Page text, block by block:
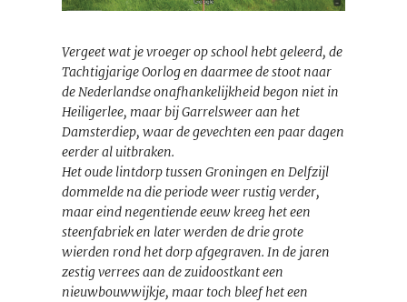
Vergeet wat je vroeger op school hebt geleerd, de
Tachtigjarige Oorlog en daarmee de stoot naar
de Nederlandse onafhankelijkheid begon niet in
Heiligerlee, maar bij Garrelsweer aan het
Damsterdiep, waar de gevechten een paar dagen
eerder al uitbraken.
Het oude lintdorp tussen Groningen en Delfzijl
dommelde na die periode weer rustig verder,
maar eind negentiende eeuw kreeg het een
steenfabriek en later werden de drie grote
wierden rond het dorp afgegraven. In de jaren
zestig verrees aan de zuidoostkant een
nieuwbouwwijkje, maar toch bleef het een